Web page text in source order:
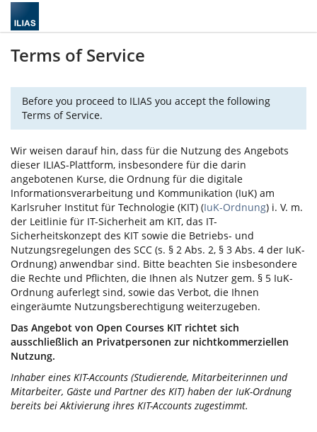
Terms of Service
Before you proceed to ILIAS you accept the following
Terms of Service.
Wir weisen darauf hin, dass für die Nutzung des Angebots
dieser ILIAS-Plattform, insbesondere für die darin
angebotenen Kurse, die Ordnung für die digitale
Informationsverarbeitung und Kommunikation (IuK) am
Karlsruher Institut für Technologie (KIT) (IuK-Ordnung) i. V. m.
der Leitlinie für IT-Sicherheit am KIT, das IT-
Sicherheitskonzept des KIT sowie die Betriebs- und
Nutzungsregelungen des SCC (s. § 2 Abs. 2, § 3 Abs. 4 der IuK-
Ordnung) anwendbar sind. Bitte beachten Sie insbesondere
die Rechte und Pflichten, die Ihnen als Nutzer gem. § 5 IuK-
Ordnung auferlegt sind, sowie das Verbot, die Ihnen
eingeräumte Nutzungsberechtigung weiterzugeben.
Das Angebot von Open Courses KIT richtet sich
ausschließlich an Privatpersonen zur nichtkommerziellen
Nutzung.
Inhaber eines KIT-Accounts (Studierende, Mitarbeiterinnen und
Mitarbeiter, Gäste und Partner des KIT) haben der IuK-Ordnung
bereits bei Aktivierung ihres KIT-Accounts zugestimmt.